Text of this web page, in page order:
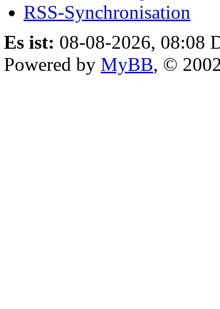
RSS-Synchronisation
Es ist: 08-08-2026, 08:08
Powered by MyBB, ©